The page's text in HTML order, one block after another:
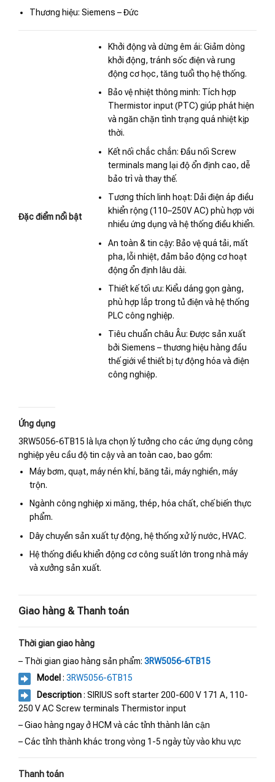
Thương hiệu: Siemens – Đức
Đặc điểm nổi bật
Khởi động và dừng êm ái: Giảm dòng
khởi động, tránh sốc điện và rung
động cơ học, tăng tuổi thọ hệ thống.
Bảo vệ nhiệt thông minh: Tích hợp
Thermistor input (PTC) giúp phát hiện
và ngăn chặn tình trạng quá nhiệt kịp
thời.
Kết nối chắc chắn: Đầu nối Screw
terminals mang lại độ ổn định cao, dễ
bảo trì và thay thế.
Tương thích linh hoạt: Dải điện áp điều
khiển rộng (110–250V AC) phù hợp với
nhiều ứng dụng và hệ thống điều khiển.
An toàn & tin cậy: Bảo vệ quá tải, mất
pha, lỗi nhiệt, đảm bảo động cơ hoạt
động ổn định lâu dài.
Thiết kế tối ưu: Kiểu dáng gọn gàng,
phù hợp lắp trong tủ điện và hệ thống
PLC công nghiệp.
Tiêu chuẩn châu Âu: Được sản xuất
bởi Siemens – thương hiệu hàng đầu
thế giới về thiết bị tự động hóa và điện
công nghiệp.
Ứng dụng
3RW5056-6TB15 là lựa chọn lý tưởng cho các ứng dụng công
nghiệp yêu cầu độ tin cậy và an toàn cao, bao gồm:
Máy bơm, quạt, máy nén khí, băng tải, máy nghiền, máy
trộn.
Ngành công nghiệp xi măng, thép, hóa chất, chế biến thực
phẩm.
Dây chuyền sản xuất tự động, hệ thống xử lý nước, HVAC.
Hệ thống điều khiển động cơ công suất lớn trong nhà máy
và xưởng sản xuất.
Giao hàng & Thanh toán
Thời gian giao hàng
– Thời gian giao hàng sản phẩm: 3RW5056-6TB15
Model : 3RW5056-6TB15
Description: SIRIUS soft starter 200-600 V 171 A, 110-
250 V AC Screw terminals Thermistor input
– Giao hàng ngay ở HCM và các tỉnh thành lân cận
– Các tỉnh thành khác trong vòng 1-5 ngày tùy vào khu vực
Thanh toán